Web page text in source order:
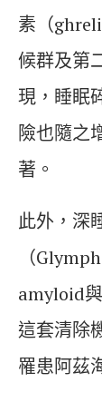
素（
候群及第
現，睡眠
險也隨之
著。
此外，深
（
amyloid
這套清除
罹患阿茲